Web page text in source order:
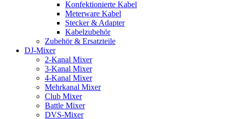
Konfektionierte Kabel
Meterware Kabel
Stecker & Adapter
Kabelzubehör
Zubehör & Ersatzteile
DJ-Mixer
2-Kanal Mixer
3-Kanal Mixer
4-Kanal Mixer
Mehrkanal Mixer
Club Mixer
Battle Mixer
DVS-Mixer